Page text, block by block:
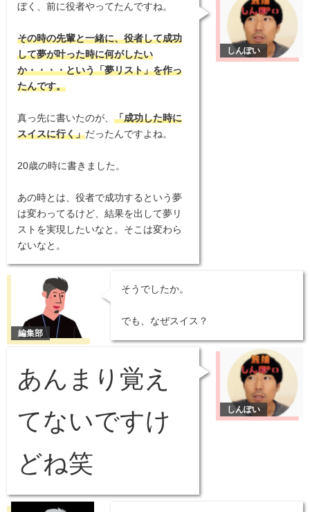
ぼく、前に役者やってたんですね。
その時の先輩と一緒に、役者して成功
して夢が叶った時に何がしたい
か・・・・という「夢リスト」を作っ
たんです。
真っ先に書いたのが、 「成功した時に
スイスに行く」だったんですよね。
20歳の時に書きました。
あの時とは、役者で成功するという夢
は変わってるけど、結果を出して夢リ
ストを実現したいなと。そこは変わら
ないなと。
そうでしたか。
でも、なぜスイス？
あんまり覚え
てないですけ
どね笑